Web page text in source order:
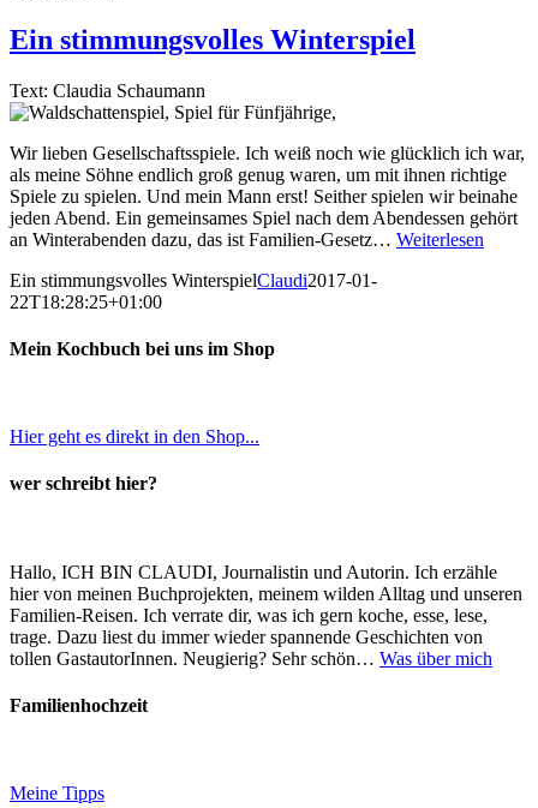
Ein stimmungsvolles Winterspiel
Text: Claudia Schaumann
Wir lieben Gesellschaftsspiele. Ich weiß noch wie glücklich ich war,
als meine Söhne endlich groß genug waren, um mit ihnen richtige
Spiele zu spielen. Und mein Mann erst! Seither spielen wir beinahe
jeden Abend. Ein gemeinsames Spiel nach dem Abendessen gehört
an Winterabenden dazu, das ist Familien-Gesetz… Weiterlesen
Ein stimmungsvolles WinterspielClaudi2017-01-
22T18:28:25+01:00
Mein Kochbuch bei uns im Shop
Hier geht es direkt in den Shop...
wer schreibt hier?
Hallo, ICH BIN CLAUDI, Journalistin und Autorin. Ich erzähle
hier von meinen Buchprojekten, meinem wilden Alltag und unseren
Familien-Reisen. Ich verrate dir, was ich gern koche, esse, lese,
trage. Dazu liest du immer wieder spannende Geschichten von
tollen GastautorInnen. Neugierig? Sehr schön… Was über mich
Familienhochzeit
Meine Tipps